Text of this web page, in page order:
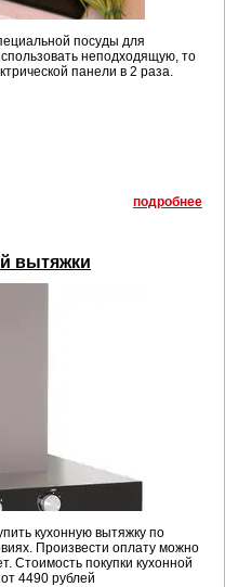
посуды для
неподходящую, то
панели в 2 раза.
подробнее
вытяжки
кухонную вытяжку по
Произвести оплату можно
Стоимость покупки кухонной
4490 рублей